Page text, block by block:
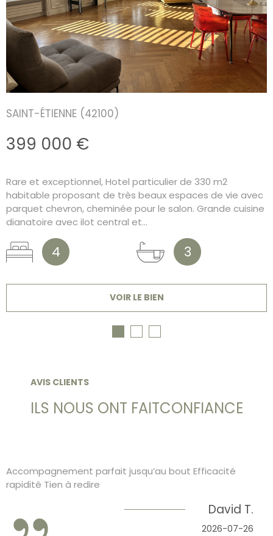
SAINT-ÉTIENNE (42100)
399 000 €
Rare et exceptionnel, Hotel particulier de 330 m2
habitable proposant de très beaux espaces de vie avec
parquet chevron, cheminée pour le salon. Grande cuisine
dianatoire avec ilot central et...
4 3
VOIR LE BIEN
AVIS CLIENTS
ILS NOUS ONT FAITCONFIANCE
Accompagnement parfait jusqu’au bout Efficacité
rapidité Tien à redire
David T.
2026-07-26